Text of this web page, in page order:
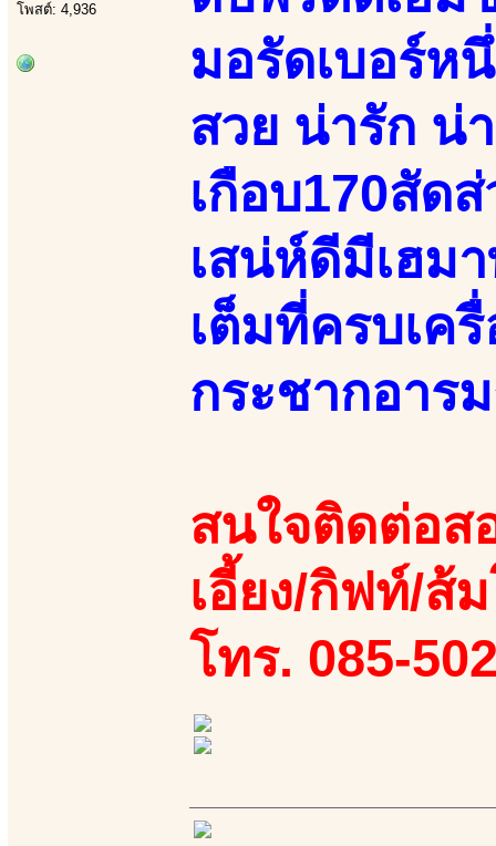
โพสต์: 4,936
มอรัดเบอร์ห
สวย น่ารัก น่
เกือบ170สัด
เสน่ห์ดีมีเฮม
เต็มที่ครบเค
กระชากอาร
สนใจติดต่อส
เอี้ยง/กิฟท์/ส้
โทร. 085-